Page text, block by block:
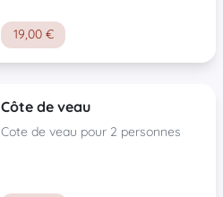
19,00 €
Côte de veau
Cote de veau pour 2 personnes